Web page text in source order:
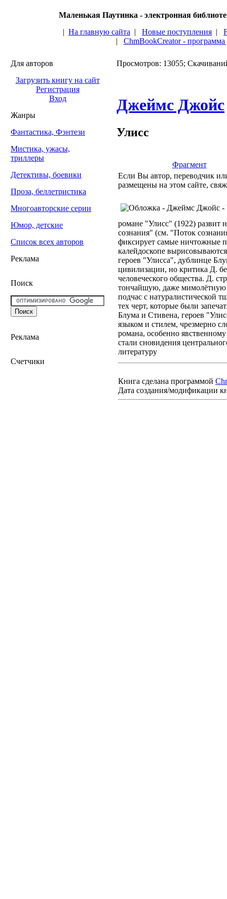
Маленькая Паутинка - электронная
| На главную сайта | Новые поступления |
| ChmBookCreator -
Для авторов
Загрузить книгу на сайт
Регистрация
Вход
Жанры
Фантастика, Фэнтези
Мистика, ужасы,
триллеры
Детективы, боевики
Проза, беллетристика
Многоавторские серии
Юмор, детские
Список всех авторов
Реклама
Поиск
Реклама
Счетчики
Просмотров: 13055;
Джеймс Джойс
Улисс
Фрагмент
Если Вы автор, переводчик
размещены на этом сайте,
романе "Улисс" (1922) развит
сознания" (см. "Поток
фиксирует самые ничтожные
калейдоскопе
героев "Улисса", дублинце
цивилизации, но критика Д.
человеческого общества. Д.
тончайшую, даже мимолётную
подчас с натуралистической
тех черт, которые были
Блума и Стивена, героев
языком и стилем, чрезмерно
романа, особенно
стали сновидения
литературу
Книга сделана программой
Дата создания/модификации